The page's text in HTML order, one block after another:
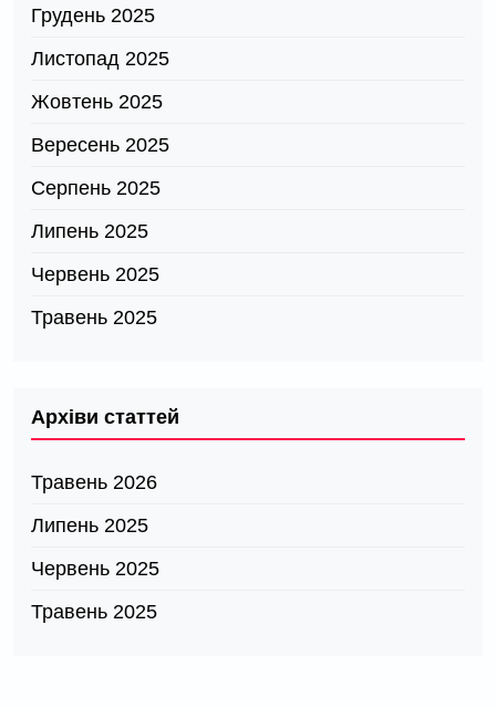
Грудень 2025
Листопад 2025
Жовтень 2025
Вересень 2025
Серпень 2025
Липень 2025
Червень 2025
Травень 2025
Архіви статтей
Травень 2026
Липень 2025
Червень 2025
Травень 2025